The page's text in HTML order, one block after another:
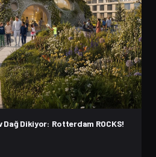
Dağ Dikiyor: Rotterdam ROCKS!